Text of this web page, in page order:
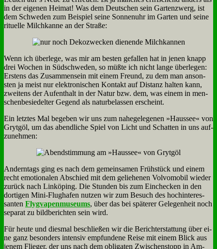
in der ei­ge­nen Hei­mat! Was dem Deut­schen sein Gar­ten­zwerg, ist
dem Schwe­den zum Bei­spiel sei­ne Son­nen­uhr im Gar­ten und sei­ne
ri­tu­el­le Milch­kan­ne an der Stra­ße:
Wenn ich über­le­ge, was mir am be­sten ge­fal­len hat in je­nen knapp
drei Wo­chen in Süd­schwe­den, so müß­te ich nicht lan­ge über­le­gen:
Er­stens das Zu­sam­men­sein mit ei­nem Freund, zu dem man an­son­
sten ja meist nur elek­tro­ni­schen Kon­takt auf Di­stanz hal­ten kann,
zwei­tens der Auf­ent­halt in der Na­tur bzw. dem, was ei­nem in men­
schen­be­sie­del­ter Ge­gend als na­tur­be­las­sen er­scheint.
Ein letz­tes Mal be­ge­ben wir uns zum na­he­ge­le­ge­nen »Haus­see« von
Grytgöl, um das abend­li­che Spiel von Licht und Schat­ten in uns auf­
zu­neh­men:
An­dern­tags ging es nach dem ge­mein­sa­men Früh­stück und ei­nem
recht emo­tio­na­len Ab­schied mit dem ge­lie­he­nen Vol­vo­mo­bil wie­der
zu­rück nach Lin­kö­ping. Die Stun­den bis zum Ein­checken in den
dor­ti­gen Mi­ni-Flug­ha­fen nut­zen wir zum Be­such des hoch­in­ter­es­
san­ten Flyg­va­pen­mu­se­ums, über das bei spä­te­rer Ge­le­gen­heit noch
se­pa­rat zu bild­be­rich­ten sein wird.
Für heu­te und dies­mal be­schlie­ßen wir die Be­richt­erstat­tung über ei­
ne ganz be­son­ders in­ten­siv emp­fun­de­ne Rei­se mit ei­nem Blick aus
je­nem Flie­ger, der uns nach dem ob­li­ga­ten Zwi­schen­stopp in Am­